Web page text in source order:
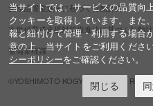
女性活躍推進法に基づく行動計画
次世代育成支援対策推進法に基づく行動
警備業標識
©YOSHIMOTO KOGYO,ALL Rights
当サイトでは、サービスの品質向
クッキーを取得しています。また
報と紐付けて管理・利用する場合
意の上、当サイトをご利用くださ
シーポリシーをご確認ください。
閉じる